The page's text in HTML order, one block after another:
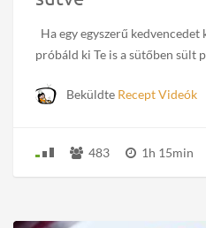
Ha egy egyszerű
próbáld ki Te is a sütőben sült
Beküldte Recept Videók
483 1h 15min